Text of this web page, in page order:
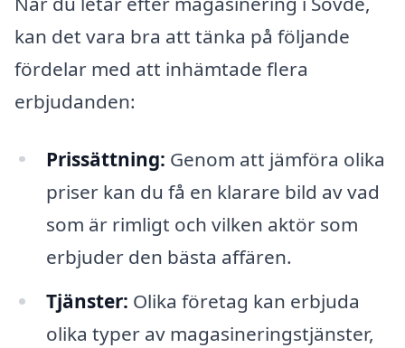
kan det vara bra att tänka på följande
fördelar med att inhämtade flera
erbjudanden:
Prissättning: Genom att jämföra olika
priser kan du få en klarare bild av vad
som är rimligt och vilken aktör som
erbjuder den bästa affären.
Tjänster: Olika företag kan erbjuda
olika typer av magasineringstjänster,